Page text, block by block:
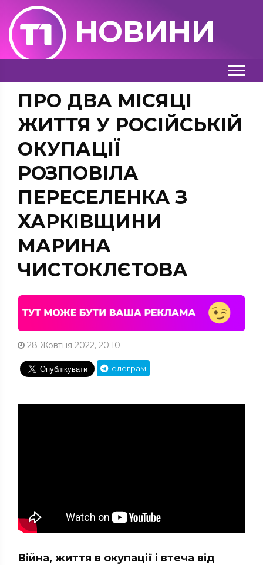
НОВИНИ
ПРО ДВА МІСЯЦІ
ЖИТТЯ У РОСІЙСЬКІЙ
ОКУПАЦІЇ
РОЗПОВІЛА
ПЕРЕСЕЛЕНКА З
ХАРКІВЩИНИ
МАРИНА
ЧИСТОКЛЄТОВА
28 Жовтня 2022, 20:10
Телеграм
Війна, життя в окупації і втеча від